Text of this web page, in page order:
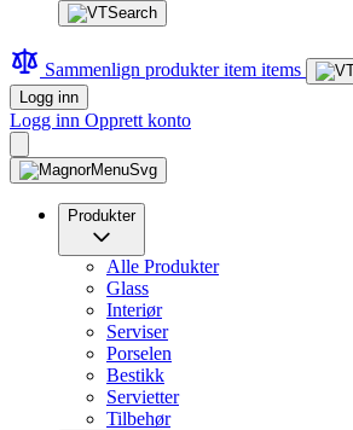
Sammenlign produkteritem items
Logg inn
Logg inn Opprett konto
Produkter
Alle Produkter
Glass
Interiør
Serviser
Porselen
Bestikk
Servietter
Tilbehør